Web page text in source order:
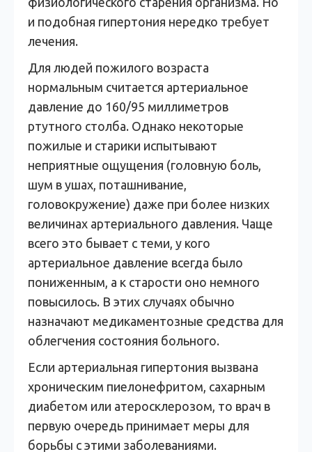
и подобная гипертония нередко требует
лечения.
Для людей пожилого возраста
нормальным считается артериальное
давление до 160/95 миллиметров
ртутного столба. Однако некоторые
пожилые и старики испытывают
неприятные ощущения (головную боль,
шум в ушах, поташнивание,
головокружение) даже при более низких
величинах артериального давления. Чаще
всего это бывает с теми, у кого
артериальное давление всегда было
пониженным, а к старости оно немного
повысилось. В этих случаях обычно
назначают медикаментозные средства для
облегчения состояния больного.
Если артериальная гипертония вызвана
хроническим пиелонефритом, сахарным
диабетом или атеросклерозом, то врач в
первую очередь принимает меры для
борьбы с этими заболеваниями.